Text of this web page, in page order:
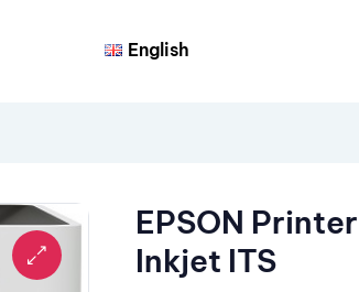
English
EPSON
Inkjet ITS